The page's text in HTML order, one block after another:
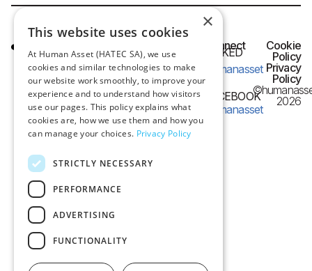
Frangon 13,
54626 Thessaloniki,
Greece
e-mail:
info@humanasset.com
Connect
LINKED
humanasset
FACEBOOK
humanasset
Cookie
Policy
Privacy
Policy
2026
×
This website uses cookies
At Human Asset (HATEC SA), we use
cookies and similar technologies to make
our website work smoothly, to improve your
experience and to understand how visitors
use our pages. This policy explains what
cookies are, how we use them and how you
can manage your choices. Privacy Policy
STRICTLY NECESSARY
PERFORMANCE
ADVERTISING
FUNCTIONALITY